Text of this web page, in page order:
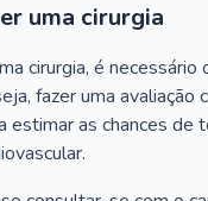
uma cirurgia
cirurgia, é necessário
fazer uma avaliação
estimar as chances de